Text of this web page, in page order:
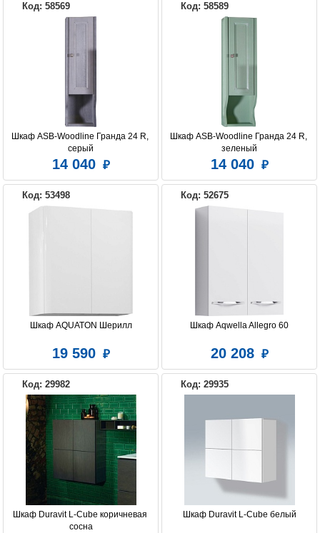
Код: 58569
Шкаф ASB-Woodline Гранда 24 R,
серый
14 040
Код: 58589
Шкаф ASB-Woodline Гранда 24 R,
зеленый
14 040
Код: 53498
Шкаф AQUATON Шерилл
19 590
Код: 52675
Шкаф Aqwella Allegro 60
20 208
Код: 29982
Шкаф Duravit L-Cube коричневая
сосна
Код: 29935
Шкаф Duravit L-Cube белый